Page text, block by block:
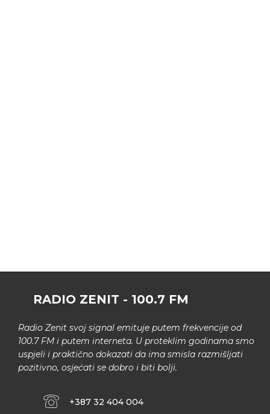
RADIO ZENIT - 100.7 FM
Radio Zenit svoj signal emituje putem frekvencije od
100.7 FM i putem interneta. U proteklim godinama smo
uspjeli i praktično dokazati da ima smisla razmišljati
pozitivno, osjećati se dobro i biti bolji.
+387 32 404 004